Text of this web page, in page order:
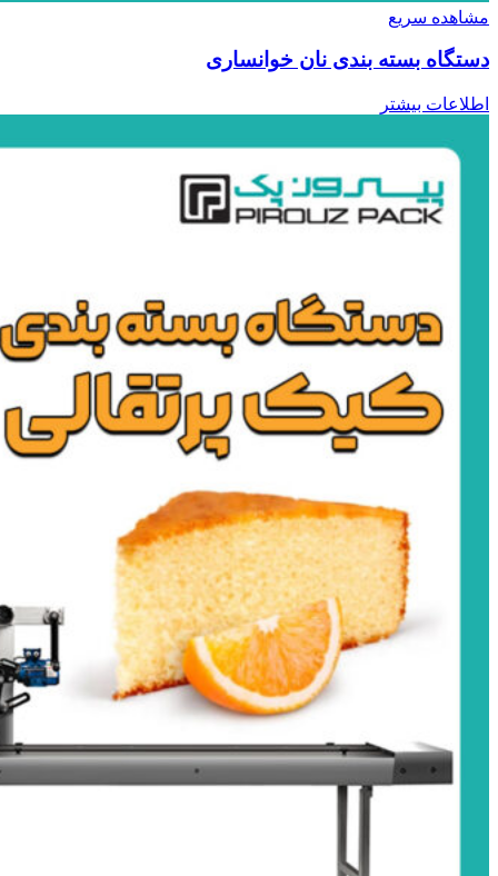
مشاهده سریع
دستگاه بسته بندی نان خوانساری
اطلاعات بیشتر